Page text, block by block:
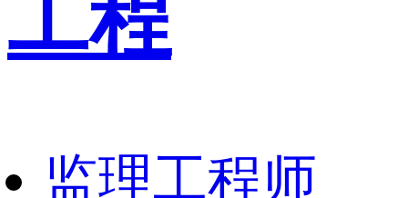
工程
监理工程师